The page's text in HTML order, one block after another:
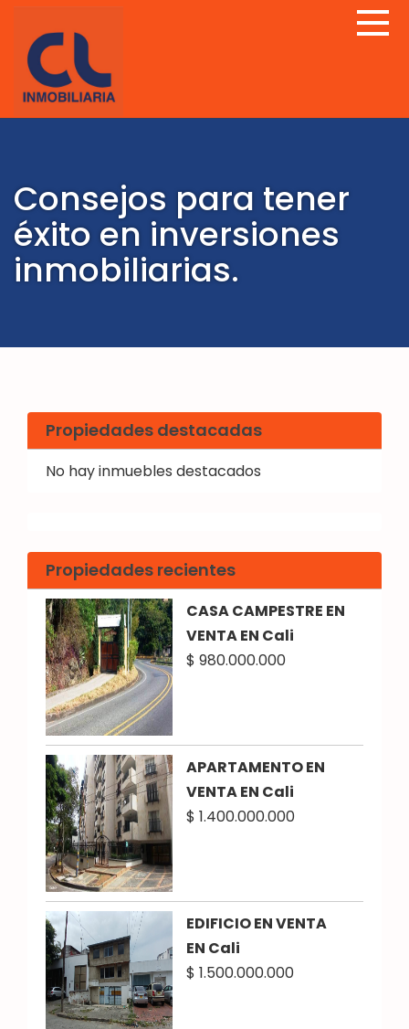
Consejos para tener
éxito en inversiones
inmobiliarias.
Propiedades destacadas
No hay inmuebles destacados
Propiedades recientes
CASA CAMPESTRE EN
VENTA EN Cali
$ 980.000.000
APARTAMENTO EN
VENTA EN Cali
$ 1.400.000.000
EDIFICIO EN VENTA
EN Cali
$ 1.500.000.000